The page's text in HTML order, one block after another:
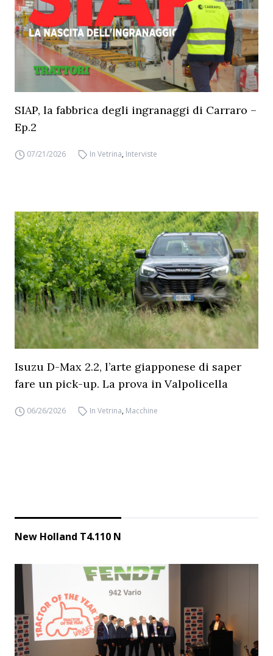
SIAP, la fabbrica degli ingranaggi di Carraro –
Ep.2
07/21/2026 In Vetrina, Interviste
Isuzu D-Max 2.2, l’arte giapponese di saper
fare un pick-up. La prova in Valpolicella
06/26/2026 In Vetrina, Macchine
New Holland T4.110 N